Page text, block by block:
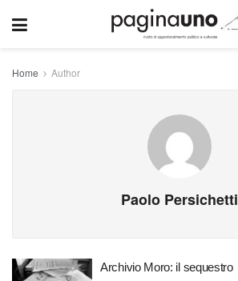
Home Author
Paolo Persichetti
Archivio Moro: il sequestro